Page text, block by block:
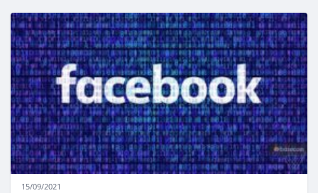
15/09/2021